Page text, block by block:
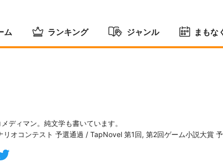
ム ランキング ジャンル まもな
ディマン。純文学も書いています。
オコンテスト 予選通過 / TapNovel 第1回, 第2回ゲーム小説大賞